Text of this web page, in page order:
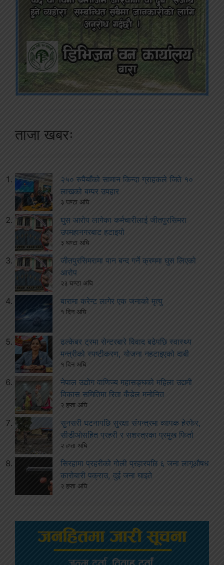
ताजा खबरः
२५० रुपैयाँको सामान किन्दा ग्राहकले जिते १०
लाखको बम्पर उपहार
३ घण्टा अघि
घुस आरोप लागेका कर्मचारीलाई जीतपुरसिमरा
उपमहानगरबाट हटाइयो
३ घण्टा अघि
जीतपुरसिमरामा पान बन्द गर्ने क्रममा घुस लिएको
आरोप
२३ घण्टा अघि
बारामा करेन्ट लागेर एक जनाको मृत्यु
१ दिन अघि
ढल्केबर ट्रमा सेन्टरबारे विवाद बढेपछि स्वास्थ्य
मन्त्रीको स्पष्टीकरण, योजना नहटाइएको दाबी
१ दिन अघि
नेपाल उद्योग वाणिज्य महासङ्घको महिला उद्यमी
विकास समितिमा रिता कँडेल मनोनित
२ हप्ता अघि
सुनसरी घटनापछि सुरक्षा संयन्त्रमा व्यापक हेरफेर,
सीडीओसहित प्रहरी र सशस्त्रका प्रमुख फिर्ता
२ हप्ता अघि
सिरहामा प्रहरीको गोली प्रहारपछि ६ जना लागूऔषध
कारोबारी पक्राउ, दुई जना घाइते
२ हप्ता अघि